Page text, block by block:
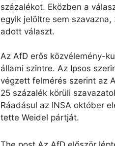
százalékot. Eközben a
egyik jelöltre sem
adott választ.
Az AfD erős közvélemény-
állami szintre. Az Ipsos
végzett felmérés szerint az
25 százalék körüli
Ráadásul az INSA október
tette Weidel pártját.